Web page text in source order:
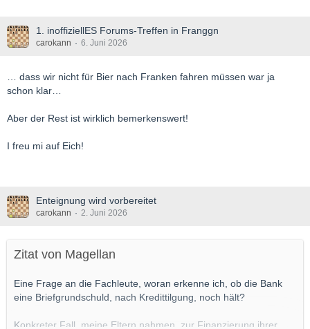
1. inoffiziellES Forums-Treffen in Franggn
carokann 6. Juni 2026
… dass wir nicht für Bier nach Franken fahren müssen war ja
schon klar…
Aber der Rest ist wirklich bemerkenswert!
I freu mi auf Eich!
Enteignung wird vorbereitet
carokann 2. Juni 2026
Zitat von Magellan
Eine Frage an die Fachleute, woran erkenne ich, ob die Bank
eine Briefgrundschuld, nach Kredittilgung, noch hält?
Konkreter Fall, meine Eltern nahmen, zur Finanzierung ihrer